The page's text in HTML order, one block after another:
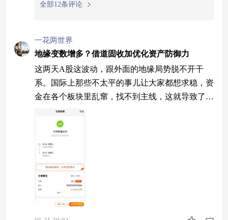
全部12条评论
一花两世界
地缘变数增多？借道固收加优化资产防御力
这两天A股这波动，跟外面的地缘局势脱不开干
系。国际上那些不太平的事儿让大家都想求稳，资
金在各个板块里乱窜，找不到主线，这就导致了不
管是成长还是价值，动不动就一起挨锤。这种情绪
化的市场，光靠选股很难躲过去，权益类基金的压
力确实大。咱们得重新审视下手里的牌，适当加点
固收加产品。固收加的好处就是不完全靠股市吃
饭，它有债券这个安全垫托着，配合一点权益的弹
性，整个组合就更有韧性。股市跌的时候，债券收
益能对冲